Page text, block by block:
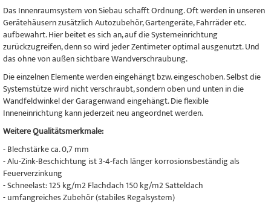
Das Innenraumsystem von Siebau schafft Ordnung. Oft werden in unseren
Gerätehäusern zusätzlich Autozubehör, Gartengeräte, Fahrräder etc.
aufbewahrt. Hier beitet es sich an, auf die Systemeinrichtung
zurückzugreifen, denn so wird jeder Zentimeter optimal ausgenutzt. Und
das ohne von außen sichtbare Wandverschraubung.
Die einzelnen Elemente werden eingehängt bzw. eingeschoben. Selbst die
Systemstütze wird nicht verschraubt, sondern oben und unten in die
Wandfeldwinkel der Garagenwand eingehängt. Die flexible
Inneneinrichtung kann jederzeit neu angeordnet werden.
Weitere Qualitätsmerkmale:
- Blechstärke ca. 0,7 mm
- Alu-Zink-Beschichtung ist 3-4-fach länger korrosionsbeständig als
Feuerverzinkung
- Schneelast: 125 kg/m2 Flachdach 150 kg/m2 Satteldach
- umfangreiches Zubehör (stabiles Regalsystem)